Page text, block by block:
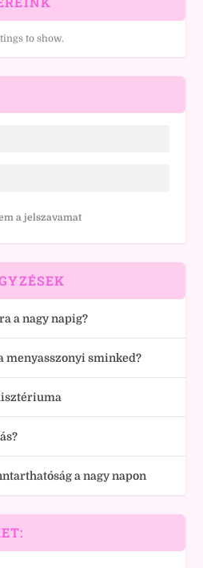
to show.
a jelszavamat
a nagy napig?
menyasszonyi sminked?
a nagy napon